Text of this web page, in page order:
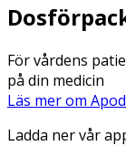
För vårdens
på din medicin
Läs mer om
Ladda ner vår